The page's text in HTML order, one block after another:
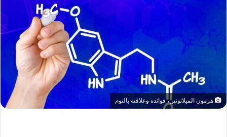
هرمون الميلاتونين، فوائده وعلاقته بالنوم